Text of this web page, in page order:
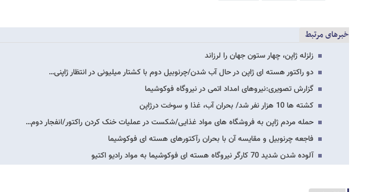
خبرهای مرتبط
زلزله ژاپن، چهار ستون جهان را لرزاند
دو راکتور هسته ای ژاپن در حال آب شدن/چرنوبیل دوم با کشتار میلیونی در انتظار ژاپنی…
گزارش تصویری:نیروهای امداد اتمی در نیروگاه فوکوشیما
کشته ها 10 هزار نفر شد/ بحران آب، غذا و سوخت درژاپن
حمله مردم ژاپن به فروشگاه های مواد غذایی/شکست در عملیات خنک کردن راکتور/انفجار دوم…
فاجعه چرنوبیل و مقایسه آن با بحران رآکتورهای هسته ای فوکوشیما
آلوده شدن شدید 70 کارگر نیروگاه هسته ای فوکوشیما به مواد رادیو اکتیو